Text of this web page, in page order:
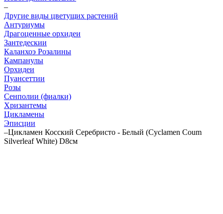
–
Другие виды цветущих растений
Антуриумы
Драгоценные орхидеи
Зантедескии
Каланхоэ Розалины
Кампанулы
Орхидеи
Пуансеттии
Розы
Сенполии (фиалки)
Хризантемы
Цикламены
Эписции
–Цикламен Косский Серебристо - Белый (Cyclamen Coum
Silverleaf White) D8см